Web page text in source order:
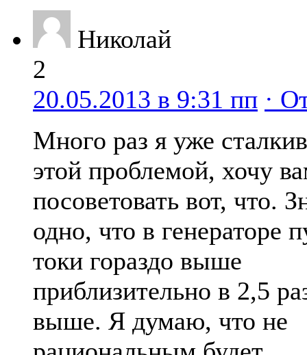
Николай
2
20.05.2013 в 9:31 пп ·
Много раз я уже
этой проблемой, хочу
посоветовать вот, что.
одно, что в генераторе
токи гораздо выше
приблизительно в 2,5
выше. Я думаю, что не